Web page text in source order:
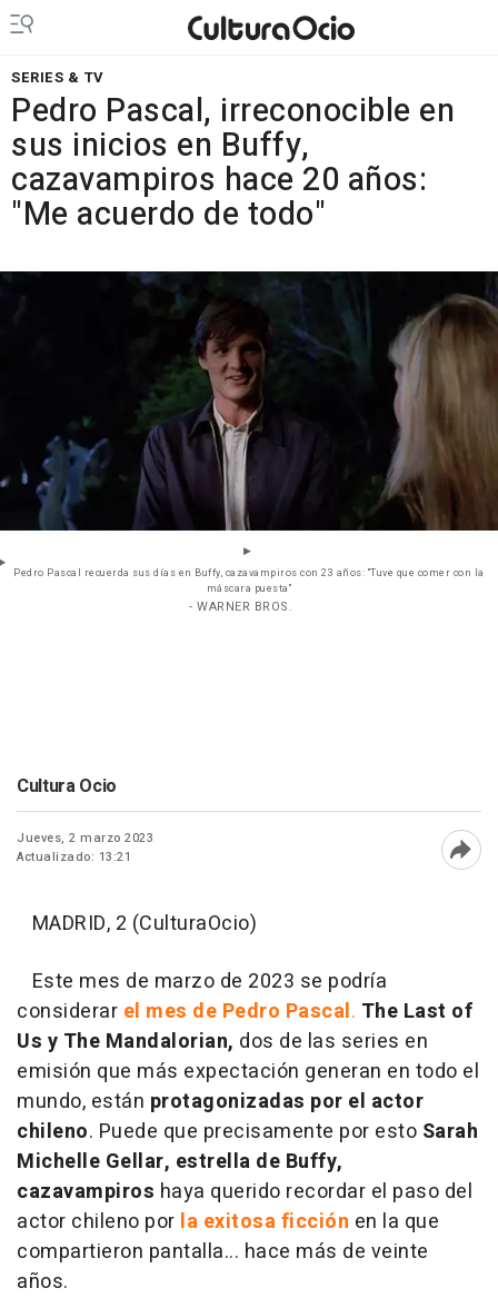
SERIES & TV
Pedro Pascal, irreconocible en
sus inicios en Buffy,
cazavampiros hace 20 años:
"Me acuerdo de todo"
Pedro Pascal recuerda sus días en Buffy, cazavampiros con 23 años: "Tuve que comer con la
máscara puesta"
- WARNER BROS.
Cultura Ocio
Jueves, 2 marzo 2023
Actualizado: 13:21
MADRID, 2 (CulturaOcio)
Este mes de marzo de 2023 se podría
considerar el mes de Pedro Pascal. The Last of
Us y The Mandalorian, dos de las series en
emisión que más expectación generan en todo el
mundo, están protagonizadas por el actor
chileno. Puede que precisamente por esto Sarah
Michelle Gellar, estrella de Buffy,
cazavampiros haya querido recordar el paso del
actor chileno por la exitosa ficción en la que
compartieron pantalla... hace más de veinte
años.